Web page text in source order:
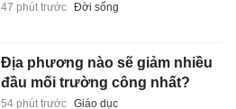
47 phút trước Đời sống
Địa phương nào sẽ giảm nhiều
đầu mối trường công nhất?
54 phút trước Giáo dục